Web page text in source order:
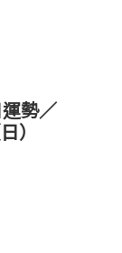
勢／
）